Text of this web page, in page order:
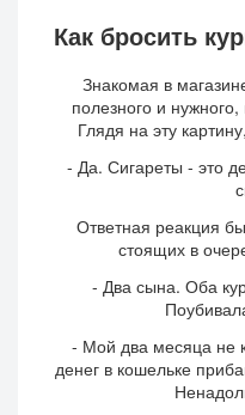
Как бросить
Знакомая в
полезного и нужного,
Глядя на эту
- Да. Сигареты - это
Ответная реакция
стоящих в
- Два сына. Оба
- Мой два месяца не
денег в кошельке